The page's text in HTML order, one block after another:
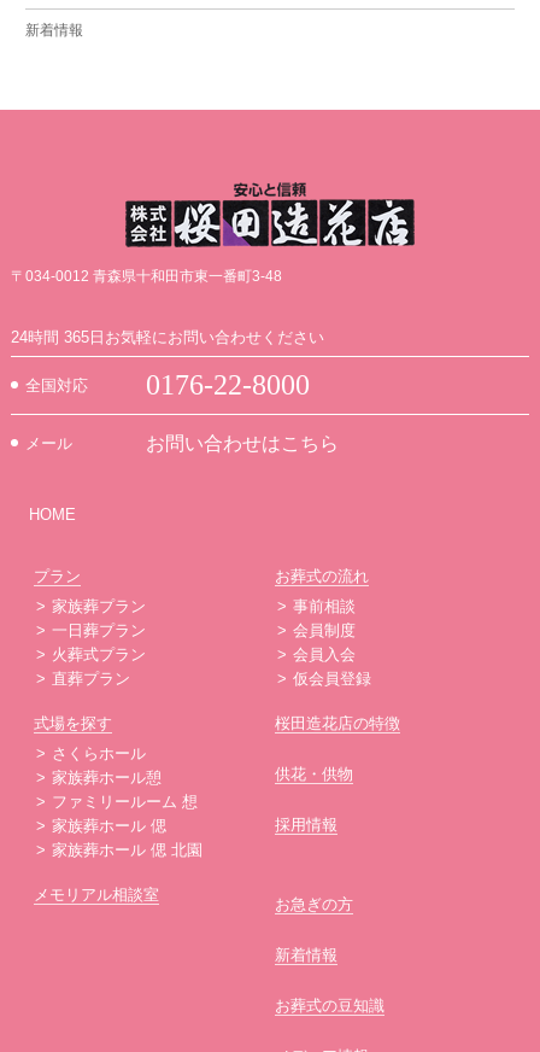
新着情報
〒034-0012 青森県十和田市東一番町3-48
24時間 365日お気軽にお問い合わせください
全国対応 0176-22-8000
メール お問い合わせはこちら
HOME
プラン
家族葬プラン
一日葬プラン
火葬式プラン
直葬プラン
式場を探す
さくらホール
家族葬ホール憩
ファミリールーム 想
家族葬ホール 偲
家族葬ホール 偲 北園
メモリアル相談室
お葬式の流れ
事前相談
会員制度
会員入会
仮会員登録
桜田造花店の特徴
供花・供物
採用情報
お急ぎの方
新着情報
お葬式の豆知識